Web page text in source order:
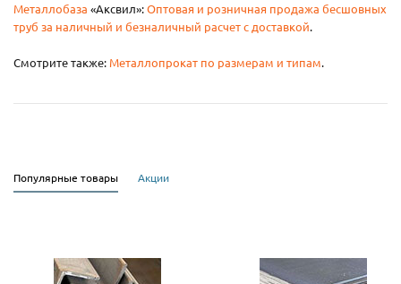
Металлобаза «Аксвил»:Оптовая и розничная продажа бесшовных
труб за наличный и безналичный расчет с доставкой.
Смотрите также: Металлопрокат по размерам и типам.
Популярные товары Акции